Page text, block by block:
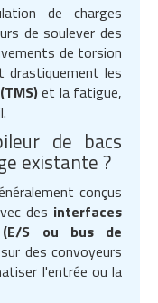
de charges
de soulever des
de torsion
drastiquement les
et la fatigue,
de bacs
existante ?
conçus
des interfaces
(E/S ou bus de
des convoyeurs
l'entrée ou la